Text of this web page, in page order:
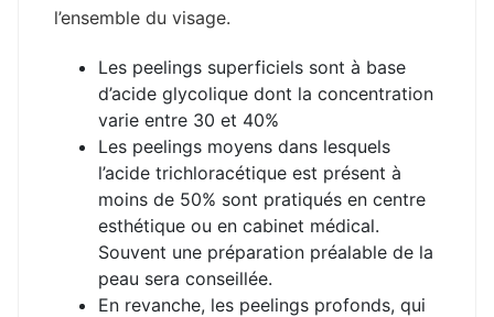
l’ensemble du visage.
Les peelings superficiels sont à base
d’acide glycolique dont la concentration
varie entre 30 et 40%
Les peelings moyens dans lesquels
l’acide trichloracétique est présent à
moins de 50% sont pratiqués en centre
esthétique ou en cabinet médical.
Souvent une préparation préalable de la
peau sera conseillée.
En revanche, les peelings profonds, qui